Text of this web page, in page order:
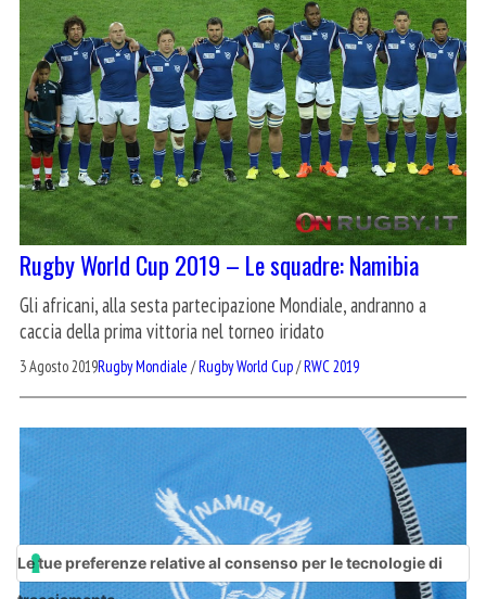
Rugby World Cup 2019 – Le squadre: Namibia
Gli africani, alla sesta partecipazione Mondiale, andranno a
caccia della prima vittoria nel torneo iridato
3 Agosto 2019Rugby Mondiale /Rugby World Cup/RWC 2019
Le tue preferenze relative al consenso per le tecnologie di